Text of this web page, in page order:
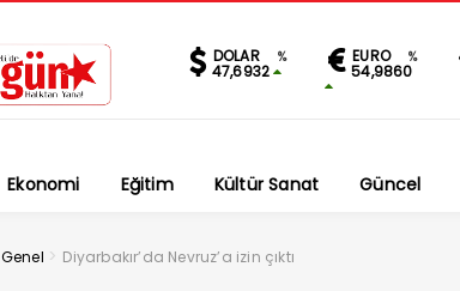
DOLAR %
47,6932
EURO %
54,9860
Ekonomi Eğitim Kültür Sanat Güncel
Genel > Diyarbakır’da Nevruz’a izin çıktı